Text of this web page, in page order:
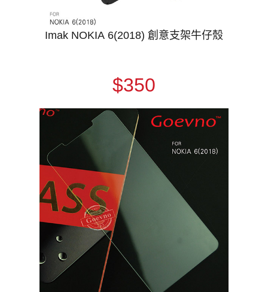
Imak NOKIA 6(2018) 創意支架牛仔殼
$350